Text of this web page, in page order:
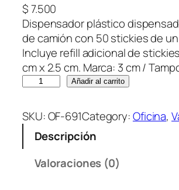
$7.500
Dispensador plástico
de camión con 50 stickies de
Incluye refill adicional de
cm x 2.5 cm. Marca: 3 cm /
i
c
Añadir al carrito
SKU:OF-691Category:Oficina,
Descripción
Valoraciones (0)